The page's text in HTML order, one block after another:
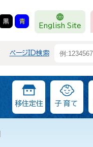
黒 青
English Site
ページID検索
移住定住 子育て